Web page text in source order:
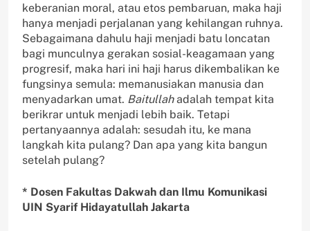
keberanian moral, atau etos pembaruan, maka haji
hanya menjadi perjalanan yang kehilangan ruhnya.
Sebagaimana dahulu haji menjadi batu loncatan
bagi munculnya gerakan sosial-keagamaan yang
progresif, maka hari ini haji harus dikembalikan ke
fungsinya semula: memanusiakan manusia dan
menyadarkan umat. Baitullahadalah tempat kita
berikrar untuk menjadi lebih baik. Tetapi
pertanyaannya adalah: sesudah itu, ke mana
langkah kita pulang? Dan apa yang kita bangun
setelah pulang?
* Dosen Fakultas Dakwah dan Ilmu Komunikasi
UIN Syarif Hidayatullah Jakarta